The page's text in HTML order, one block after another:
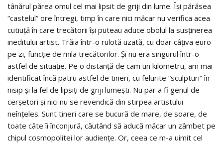
tânărul părea omul cel mai lipsit de griji din lume. Îşi părăsea
“castelul” ore întregi, timp în care nici măcar nu verifica acea
cutiuţă în care trecătorii îşi puteau aduce obolul la susţinerea
ineditului artist. Trăia într-o rulotă uzată, cu doar câţiva euro
pe zi, funcţie de mila trecătorilor. Şi nu era singurul într-o
astfel de situaţie. Pe o distanţă de cam un kilometru, am mai
identificat încă patru astfel de tineri, cu felurite “sculpturi” în
nisip şi la fel de lipsiţi de griji lumeşti. Nu par a fi genul de
cerşetori şi nici nu se revendică din stirpea artistului
neînţeles. Sunt tineri care se bucură de mare, de soare, de
toate câte îi înconjură, căutând să aducă măcar un zâmbet pe
chipul cosmopolitei lor audienţe. Or, ceea ce m-a uimit cel